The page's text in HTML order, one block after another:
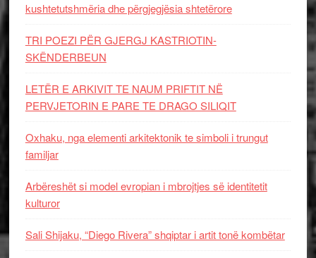
kushtetutshmëria dhe përgjegjësia shtetërore
TRI POEZI PËR GJERGJ KASTRIOTIN-
SKËNDERBEUN
LETËR E ARKIVIT TE NAUM PRIFTIT NË
PERVJETORIN E PARE TE DRAGO SILIQIT
Oxhaku, nga elementi arkitektonik te simboli i trungut
familjar
Arbëreshët si model evropian i mbrojtjes së identitetit
kulturor
Sali Shijaku, “Diego Rivera” shqiptar i artit tonë kombëtar